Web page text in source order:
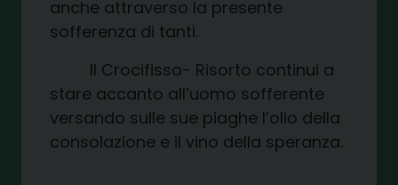
anche attraverso la presente
sofferenza di tanti.
Il Crocifisso- Risorto continui a
stare accanto all’uomo sofferente
versando sulle sue piaghe l’olio della
consolazione e il vino della speranza.